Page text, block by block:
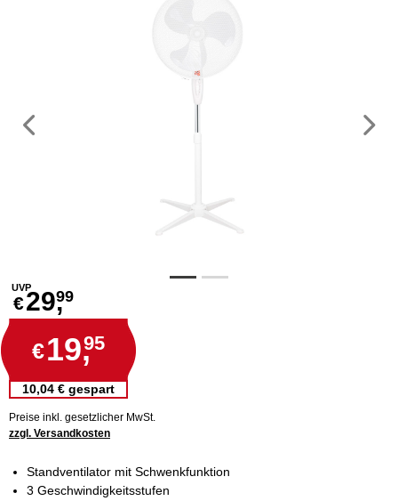
Vorheriges
UVP
€29,99
€19,95
10,04 € gespart
Preise inkl. gesetzlicher MwSt.
zzgl. Versandkosten
Standventilator mit Schwenkfunktion
3 Geschwindigkeitsstufen